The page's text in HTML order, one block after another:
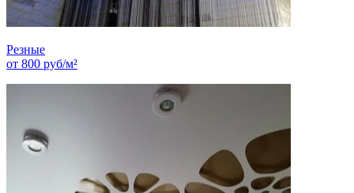
Резные
от 800 руб/м²